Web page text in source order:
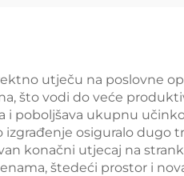
utječu na poslovne
što vodi do veće
i poboljšava ukupnu
osiguralo dugo
konačni utjecaj na
štedeći prostor i